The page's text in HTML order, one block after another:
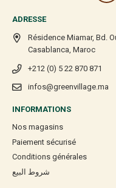
ADRESSE
Résidence Miamar, Bd.
Casablanca, Maroc
+212 (0) 5 22 870 871
infos@greenvillage.ma
INFORMATIONS
Nos magasins
Paiement sécurisé
Conditions générales
شروط البيع